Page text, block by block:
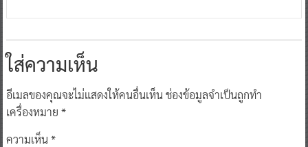
ใส่ความเห็น
อีเมลของคุณจะไม่แสดงให้คนอื่นเห็นช่องข้อมูลจำเป็นถูกทำ
เครื่องหมาย *
ความเห็น*